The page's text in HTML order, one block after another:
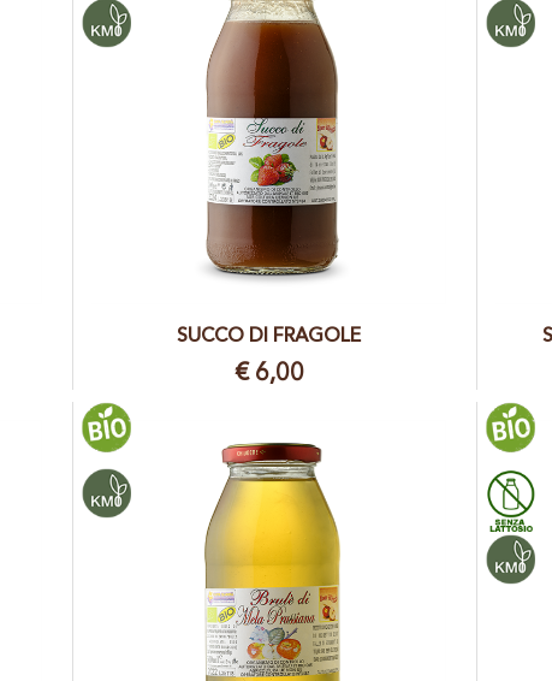
SUCCO DI FRAGOLE
€ 6,00